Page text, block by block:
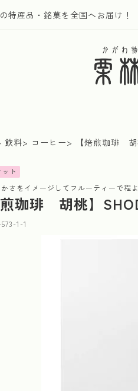
特産品・銘菓を全国へお届け！
飲料 コーヒー 【焙煎珈琲
ット
さをイメージしてフルーティーで程
煎珈琲 胡桃】
573-1-1